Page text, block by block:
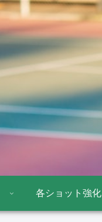
各ショット強化